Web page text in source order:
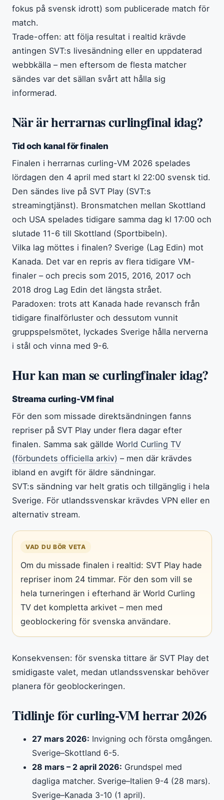
fokus på svensk idrott) som publicerade match för
match.
Trade-offen: att följa resultat i realtid krävde
antingen SVT:s livesändning eller en uppdaterad
webbkälla – men eftersom de flesta matcher
sändes var det sällan svårt att hålla sig
informerad.
När är herrarnas curlingfinal idag?
Tid och kanal för finalen
Finalen i herrarnas curling-VM 2026 spelades
lördagen den 4 april med start kl 22:00 svensk tid.
Den sändes live på SVT Play (SVT:s
streamingtjänst). Bronsmatchen mellan Skottland
och USA spelades tidigare samma dag kl 17:00 och
slutade 11-6 till Skottland (Sportbibeln).
Vilka lag möttes i finalen? Sverige (Lag Edin) mot
Kanada. Det var en repris av flera tidigare VM-
finaler – och precis som 2015, 2016, 2017 och
2018 drog Lag Edin det längsta strået.
Paradoxen: trots att Kanada hade revansch från
tidigare finalförluster och dessutom vunnit
gruppspelsmötet, lyckades Sverige hålla nerverna
i stål och vinna med 9-6.
Hur kan man se curlingfinaler idag?
Streama curling-VM final
För den som missade direktsändningen fanns
repriser på SVT Play under flera dagar efter
finalen. Samma sak gällde World Curling TV
(förbundets officiella arkiv) – men där krävdes
ibland en avgift för äldre sändningar.
SVT:s sändning var helt gratis och tillgänglig i hela
Sverige. För utlandssvenskar krävdes VPN eller en
alternativ stream.
VAD DU BÖR VETA
Om du missade finalen i realtid: SVT Play hade
repriser inom 24 timmar. För den som vill se
hela turneringen i efterhand är World Curling
TV det kompletta arkivet – men med
geoblockering för svenska användare.
Konsekvensen: för svenska tittare är SVT Play det
smidigaste valet, medan utlandssvenskar behöver
planera för geoblockeringen.
Tidlinje för curling-VM herrar 2026
27 mars 2026: Invigning och första omgången.
Sverige–Skottland 6-5.
28 mars – 2 april 2026: Grundspel med
dagliga matcher. Sverige–Italien 9-4 (28 mars).
Sverige–Kanada 3-10 (1 april).